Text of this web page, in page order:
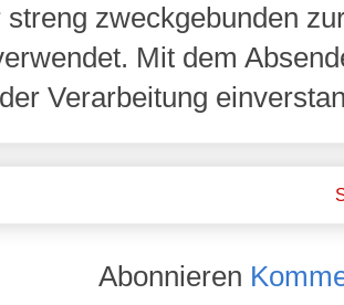
streng zweckgebunden
Mit dem
Verarbeitung
Abonnieren